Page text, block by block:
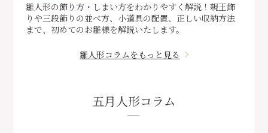
雛人形の飾り方・しまい方をわかりやすく解説！親王飾
りや三段飾りの並べ方、小道具の配置、正しい収納方法
まで、初めてのお雛様を解説いたします。
雛人形コラムをもっと見る
五月人形コラム